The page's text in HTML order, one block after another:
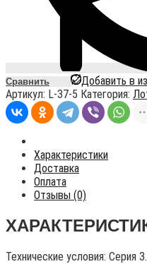
Сравнить
Добавить в
Артикул: L-37-5 Категория:
Характеристики
Доставка
Оплата
Отзывы (0)
Технические условия: Серия